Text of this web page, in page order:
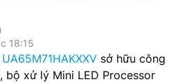
18:15
UA65M71HAKXXV sở hữu công
bộ xử lý Mini LED Processor